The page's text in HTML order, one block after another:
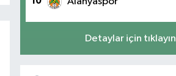
Detaylar için tıklayın